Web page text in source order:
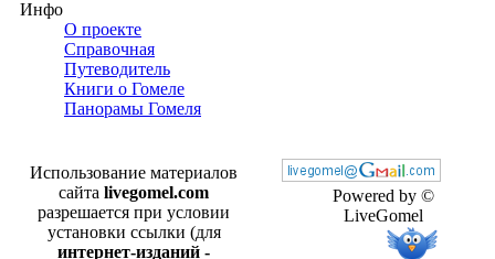
Инфо
О проекте
Справочная
Путеводитель
Книги о Гомеле
Панорамы Гомеля
Powered by ©
LiveGomel
Использование материалов
сайта livegomel.com
разрешается при условии
установки ссылки (для
интернет-изданий -